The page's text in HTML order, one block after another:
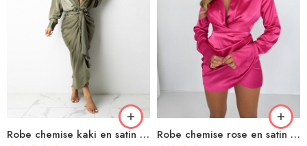
Robe chemise kaki en satin longue manches longues avec cordon Robe chemise rose en satin courte manches longues